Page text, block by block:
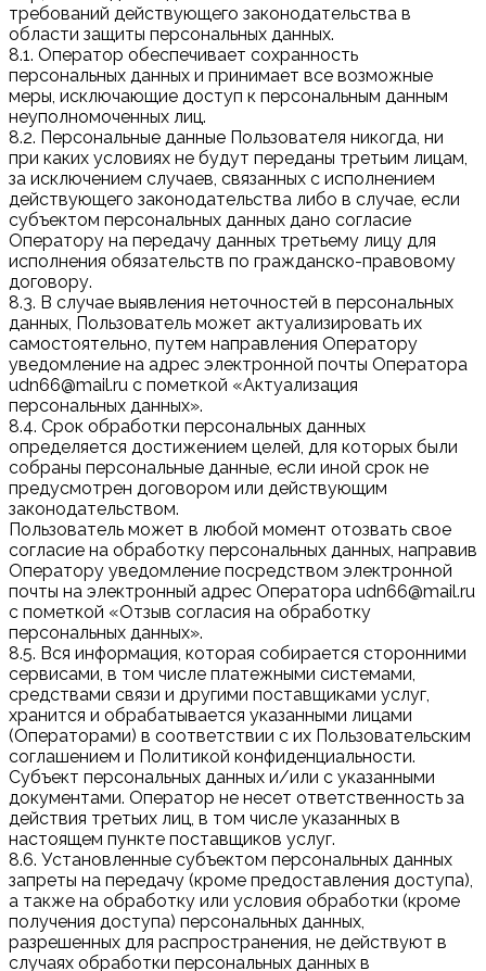
требований действующего законодательства в
области защиты персональных данных.
8.1. Оператор обеспечивает сохранность
персональных данных и принимает все возможные
меры, исключающие доступ к персональным данным
неуполномоченных лиц.
8.2. Персональные данные Пользователя никогда, ни
при каких условиях не будут переданы третьим лицам,
за исключением случаев, связанных с исполнением
действующего законодательства либо в случае, если
субъектом персональных данных дано согласие
Оператору на передачу данных третьему лицу для
исполнения обязательств по гражданско-правовому
договору.
8.3. В случае выявления неточностей в персональных
данных, Пользователь может актуализировать их
самостоятельно, путем направления Оператору
уведомление на адрес электронной почты Оператора
udn66@mail.ru с пометкой «Актуализация
персональных данных».
8.4. Срок обработки персональных данных
определяется достижением целей, для которых были
собраны персональные данные, если иной срок не
предусмотрен договором или действующим
законодательством.
Пользователь может в любой момент отозвать свое
согласие на обработку персональных данных, направив
Оператору уведомление посредством электронной
почты на электронный адрес Оператора udn66@mail.ru
с пометкой «Отзыв согласия на обработку
персональных данных».
8.5. Вся информация, которая собирается сторонними
сервисами, в том числе платежными системами,
средствами связи и другими поставщиками услуг,
хранится и обрабатывается указанными лицами
(Операторами) в соответствии с их Пользовательским
соглашением и Политикой конфиденциальности.
Субъект персональных данных и/или с указанными
документами. Оператор не несет ответственность за
действия третьих лиц, в том числе указанных в
настоящем пункте поставщиков услуг.
8.6. Установленные субъектом персональных данных
запреты на передачу (кроме предоставления доступа),
а также на обработку или условия обработки (кроме
получения доступа) персональных данных,
разрешенных для распространения, не действуют в
случаях обработки персональных данных в